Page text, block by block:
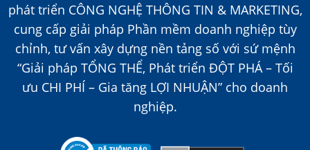
phát triển CÔNG NGHỆ THÔNG TIN & MARKETING,
cung cấp giải pháp Phần mềm doanh nghiệp tùy
chỉnh, tư vấn xây dựng nền tảng số với sứ mệnh
“Giải pháp TỔNG THỂ, Phát triển ĐỘT PHÁ – Tối
ưu CHI PHÍ – Gia tăng LỢI NHUẬN” cho doanh
nghiệp.